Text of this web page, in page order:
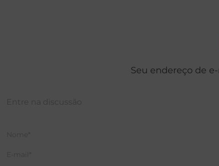
Seu endereço de